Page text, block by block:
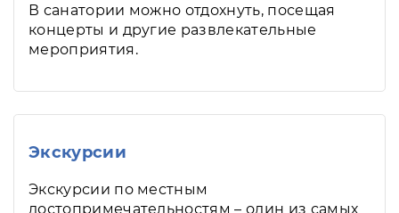
В санатории можно отдохнуть, посещая
концерты и другие развлекательные
мероприятия.
Экскурсии
Экскурсии по местным
достопримечательностям – один из самых